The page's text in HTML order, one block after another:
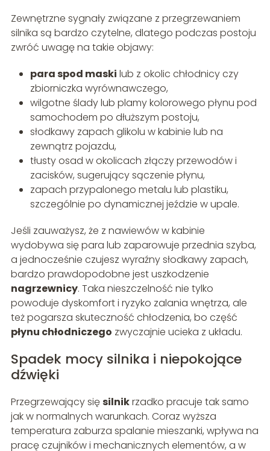
Zewnętrzne sygnały związane z przegrzewaniem
silnika są bardzo czytelne, dlatego podczas postoju
zwróć uwagę na takie objawy:
para spod maski lub z okolic chłodnicy czy
zbiorniczka wyrównawczego,
wilgotne ślady lub plamy kolorowego płynu pod
samochodem po dłuższym postoju,
słodkawy zapach glikolu w kabinie lub na
zewnątrz pojazdu,
tłusty osad w okolicach złączy przewodów i
zacisków, sugerujący sączenie płynu,
zapach przypalonego metalu lub plastiku,
szczególnie po dynamicznej jeździe w upale.
Jeśli zauważysz, że z nawiewów w kabinie
wydobywa się para lub zaparowuje przednia szyba,
a jednocześnie czujesz wyraźny słodkawy zapach,
bardzo prawdopodobne jest uszkodzenie
nagrzewnicy. Taka nieszczelność nie tylko
powoduje dyskomfort i ryzyko zalania wnętrza, ale
też pogarsza skuteczność chłodzenia, bo część
płynu chłodniczego zwyczajnie ucieka z układu.
Spadek mocy silnika i niepokojące
dźwięki
Przegrzewający sięsilnikrzadko pracuje tak samo
jak w normalnych warunkach. Coraz wyższa
temperatura zaburza spalanie mieszanki, wpływa na
pracę czujników i mechanicznych elementów, a w